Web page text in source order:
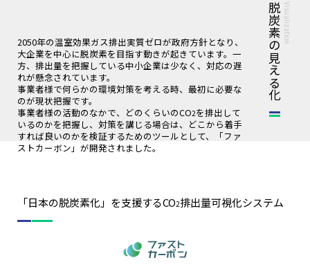
2050年の温室効果ガス排出実質ゼロが政府方針となり、
大企業を中心に脱炭素を目指す動きが起きています。一
方、排出量を把握している中小企業は少なく、対応の遅
れが懸念されています。
事業者様で何らかの環境対策を考える時、最初に必要な
のが現状把握です。
事業者様の活動のなかで、どのくらいのCO2を排出して
いるのかを把握し、対策を講じる場合は、どこから着手
すれば良いのかを検証するためのツールとして、「ファ
ストカーボン」が開発されました。
Visualization
脱炭素の見える化
「日本の脱炭素化」を支援するCO2排出量可視化システム